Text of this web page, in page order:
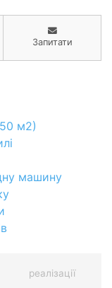
Запитати
м2)
машину
реалізації